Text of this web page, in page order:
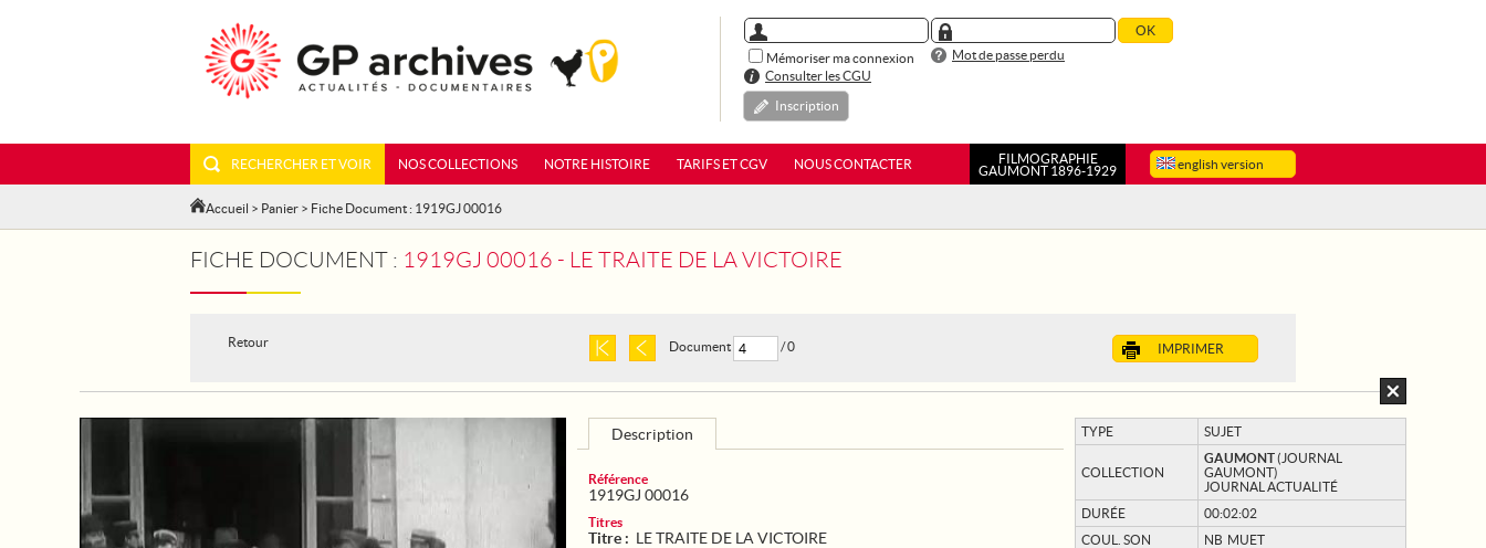
Mémoriser ma connexion
Mot de passe perdu
Consulter les CGU
Inscription
english version
RECHERCHER ET VOIR NOS COLLECTIONS NOTRE HISTOIRE TARIFS ET CGV NOUS CONTACTER
FILMOGRAPHIE
GAUMONT 1896-1929
Accueil > Panier > Fiche Document : 1919GJ 00016
FICHE DOCUMENT : 1919GJ 00016 - LE TRAITE DE LA VICTOIRE
Retour IMPRIMER
Document / 0
TYPE SUJET
COLLECTION
GAUMONT(JOURNAL
GAUMONT)
JOURNAL ACTUALITÉ
DURÉE
00:02:02
COUL. SON
NB MUET
Description
Référence
1919GJ 00016
Titres
Titre : LE TRAITE DE LA VICTOIRE